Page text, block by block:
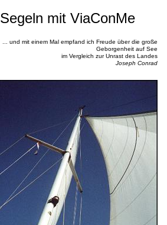
Segeln mit ViaConMe
... und mit einem Mal empfand ich Freude über die große
Geborgenheit auf See
im Vergleich zur Unrast des Landes
Joseph Conrad